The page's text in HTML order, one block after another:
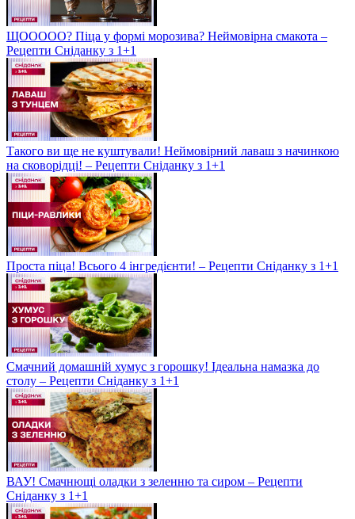
ЩООООО? Піца у формі морозива? Неймовірна смакота –
Рецепти Сніданку з 1+1
Такого ви ще не куштували! Неймовірний лаваш з начинкою
на сковорідці! – Рецепти Сніданку з 1+1
Проста піца! Всього 4 інгредієнти! – Рецепти Сніданку з 1+1
Смачний домашній хумус з горошку! Ідеальна намазка до
столу – Рецепти Сніданку з 1+1
ВАУ! Смачнющі оладки з зеленню та сиром – Рецепти
Сніданку з 1+1